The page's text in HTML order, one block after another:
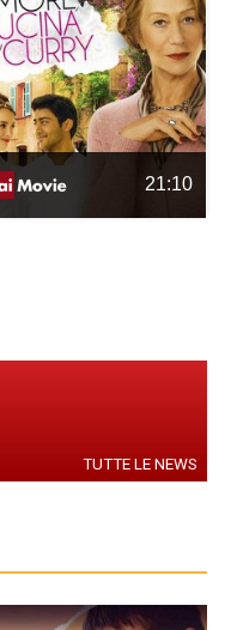
21:10
TUTTE LE NEWS